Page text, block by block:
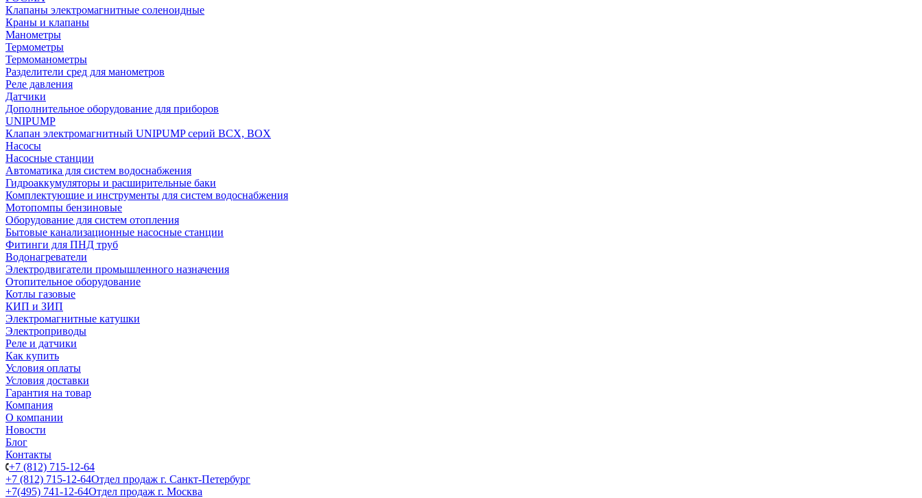
Клапаны электромагнитные соленоидные
Краны и клапаны
Манометры
Термометры
Термоманометры
Разделители сред для манометров
Реле давления
Датчики
Дополнительное оборудование для приборов
UNIPUMP
Клапан электромагнитный UNIPUMP серий BCX, BOX
Насосы
Насосные станции
Автоматика для систем водоснабжения
Гидроаккумуляторы и расширительные баки
Комплектующие и инструменты для систем водоснабжения
Мотопомпы бензиновые
Оборудование для систем отопления
Бытовые канализационные насосные станции
Фитинги для ПНД труб
Водонагреватели
Электродвигатели промышленного назначения
Отопительное оборудование
Котлы газовые
КИП и ЗИП
Электромагнитные катушки
Электроприводы
Реле и датчики
Как купить
Условия оплаты
Условия доставки
Гарантия на товар
Компания
О компании
Новости
Блог
Контакты
+7 (812) 715-12-64
+7 (812) 715-12-64Отдел продаж г. Санкт-Петербург
+7(495) 741-12-64Отдел продаж г. Москва